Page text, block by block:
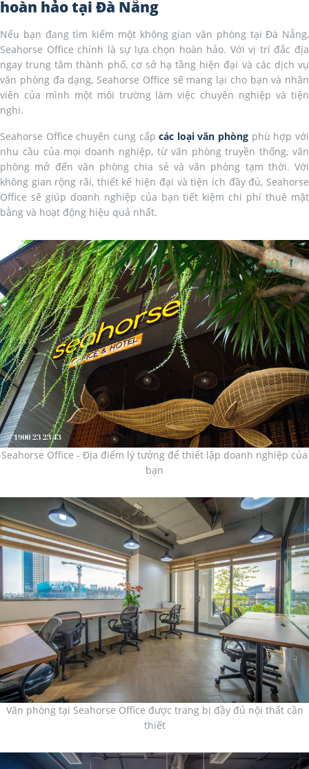
hoàn hảo tại Đà Nẵng
Nếu bạn đang tìm kiếm một không gian văn phòng tại Đà Nẵng,
Seahorse Office chính là sự lựa chọn hoàn hảo. Với vị trí đắc địa
ngay trung tâm thành phố, cơ sở hạ tầng hiện đại và các dịch vụ
văn phòng đa dạng, Seahorse Office sẽ mang lại cho bạn và nhân
viên của mình một môi trường làm việc chuyên nghiệp và tiện
nghi.
Seahorse Office chuyên cung cấpcác loại văn phòng phù hợp với
nhu cầu của mọi doanh nghiệp, từ văn phòng truyền thống, văn
phòng mở đến văn phòng chia sẻ và văn phòng tạm thời. Với
không gian rộng rãi, thiết kế hiện đại và tiện ích đầy đủ, Seahorse
Office sẽ giúp doanh nghiệp của bạn tiết kiệm chi phí thuê mặt
bằng và hoạt động hiệu quả nhất.
Seahorse Office - Địa điểm lý tưởng để thiết lập doanh nghiệp của
bạn
Văn phòng tại Seahorse Office được trang bị đầy đủ nội thất cần
thiết